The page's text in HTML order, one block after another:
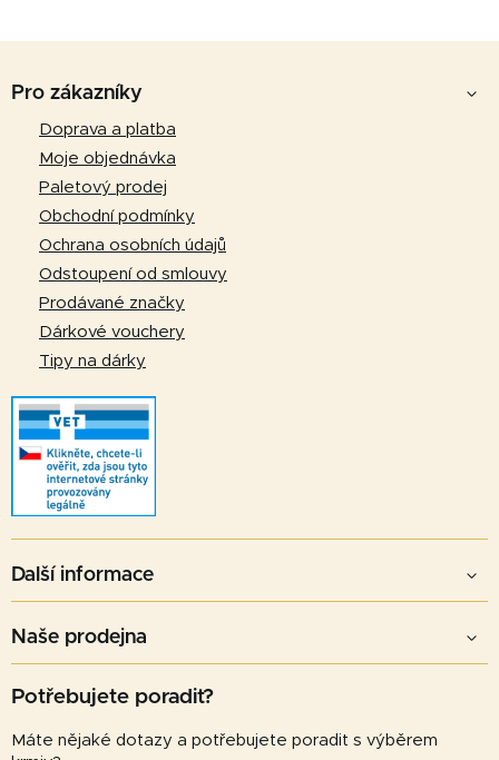
Pro zákazníky
Doprava a platba
Moje objednávka
Paletový prodej
Obchodní podmínky
Ochrana osobních údajů
Odstoupení od smlouvy
Prodávané značky
Dárkové vouchery
Tipy na dárky
Další informace
Naše prodejna
Potřebujete poradit?
Máte nějaké dotazy a potřebujete poradit s výběrem